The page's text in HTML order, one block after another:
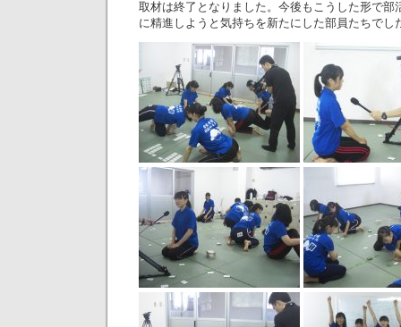
取材は終了となりました。今後もこうした形で部
に精進しようと気持ちを新たにした部員たちでし